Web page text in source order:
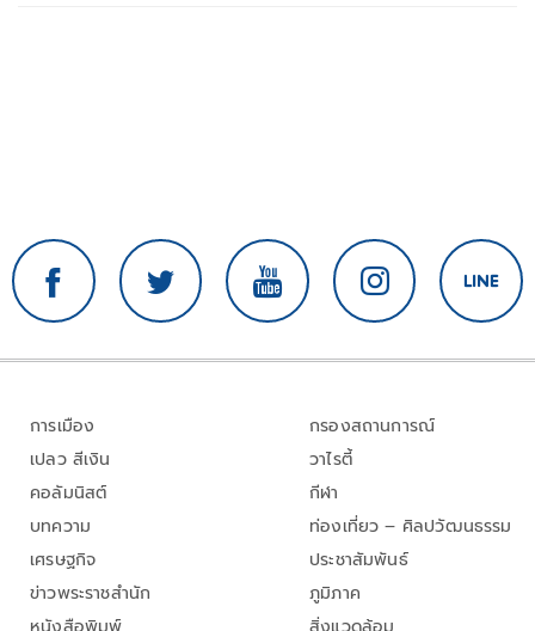
การเมือง
เปลว สีเงิน
คอลัมนิสต์
บทความ
เศรษฐกิจ
ข่าวพระราชสำนัก
กรองสถานการณ์
วาไรตี้
กีฬา
ท่องเที่ยว – ศิลปวัฒนธรรม
ประชาสัมพันธ์
ภูมิภาค